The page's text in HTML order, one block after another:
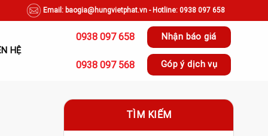
Email: baogia@hungvietphat.vn - Hotline: 0938 097 658
HỆ
0938 097 658 Nhận báo giá
0938 097 568 Góp ý dịch vụ
TÌM KIẾM